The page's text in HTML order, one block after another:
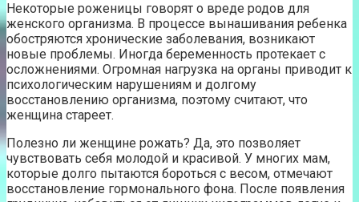
Некоторые роженицы говорят о вреде родов для
женского организма. В процессе вынашивания ребенка
обостряются хронические заболевания, возникают
новые проблемы. Иногда беременность протекает с
осложнениями. Огромная нагрузка на органы приводит к
психологическим нарушениям и долгому
восстановлению организма, поэтому считают, что
женщина стареет.
Полезно ли женщине рожать? Да, это позволяет
чувствовать себя молодой и красивой. У многих мам,
которые долго пытаются бороться с весом, отмечают
восстановление гормонального фона. После появления